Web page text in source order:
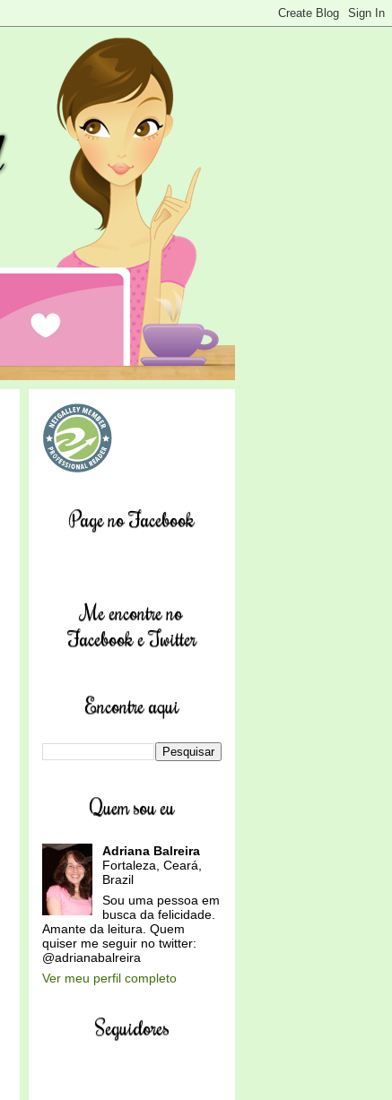
Page no Facebook
Me encontre no
Facebook e Twitter
Encontre aqui
Quem sou eu
Adriana Balreira
Fortaleza, Ceará,
Brazil
Sou uma pessoa em
busca da felicidade.
Amante da leitura. Quem
quiser me seguir no twitter:
@adrianabalreira
Ver meu perfil completo
Seguidores